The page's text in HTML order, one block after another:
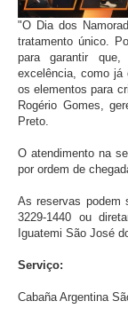
"O Dia dos
tratamento único.
para garantir
excelência, como já
os elementos para
Rogério Gomes,
Preto.
O atendimento na
por ordem de
As reservas podem
3229-1440 ou
Iguatemi São José
Serviço:
Cabaña Argentina